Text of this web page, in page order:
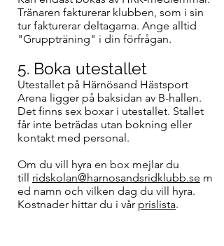
Tränaren fakturerar klubben, som i sin
tur fakturerar deltagarna. Ange alltid
"Gruppträning" i din förfrågan.
5. Boka utestallet
Utestallet på Härnösand Hästsport
Arena ligger på baksidan av B-hallen.
Det finns sex boxar i utestallet. Stallet
får inte beträdas utan bokning eller
kontakt med personal.
​Om du vill hyra en box mejlar du
till ridskolan@harnosandsridklubb.se m
ed namn och vilken dag du vill hyra.
Kostnader hittar du i vår prislista.